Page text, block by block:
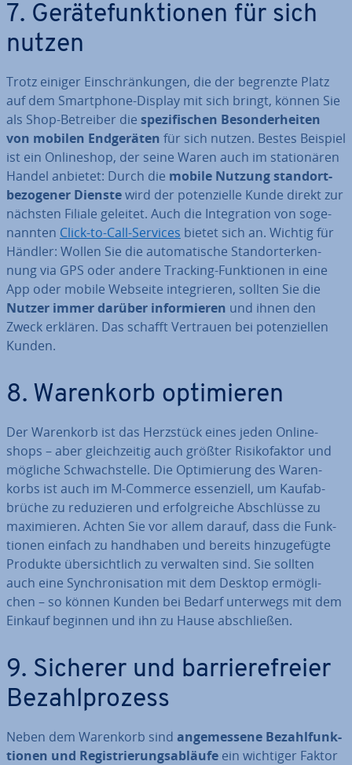
7. Ge­rä­te­funk­tio­nen für sich
nutzen
Trotz einiger Ein­schrän­kun­gen, die der begrenzte Platz
auf dem Smart­phone-Display mit sich bringt, können Sie
als Shop-Betreiber die spe­zi­fi­schen Be­son­der­hei­ten
von mobilen End­ge­rä­ten für sich nutzen. Bestes Beispiel
ist ein On­line­shop, der seine Waren auch im sta­tio­nä­ren
Handel anbietet: Durch die mobile Nutzung stand­ort­
be­zo­ge­ner Dienstewird der po­ten­zi­el­le Kunde direkt zur
nächsten Filiale geleitet. Auch die In­te­gra­ti­on von so­ge­
nann­ten Click-to-Call-Services bietet sich an. Wichtig für
Händler: Wollen Sie die au­to­ma­ti­sche Stand­ort­er­ken­
nung via GPS oder andere Tracking-Funk­tio­nen in eine
App oder mobile Webseite in­te­grie­ren, sollten Sie die
Nutzer immer darüber in­for­mie­ren und ihnen den
Zweck erklären. Das schafft Vertrauen bei po­ten­zi­el­len
Kunden.
8. Warenkorb op­ti­mie­ren
Der Warenkorb ist das Herzstück eines jeden On­line­
shops – aber gleich­zei­tig auch größter Ri­si­ko­fak­tor und
mögliche Schwach­stel­le. Die Op­ti­mie­rung des Wa­ren­
korbs ist auch im M-Commerce es­sen­zi­ell, um Kauf­ab­
brü­che zu re­du­zie­ren und er­folg­rei­che Ab­schlüs­se zu
ma­xi­mie­ren. Achten Sie vor allem darauf, dass die Funk­
tio­nen einfach zu handhaben und bereits hin­zu­ge­füg­te
Produkte über­sicht­lich zu verwalten sind. Sie sollten
auch eine Syn­chro­ni­sa­ti­on mit dem Desktop er­mög­li­
chen – so können Kunden bei Bedarf unterwegs mit dem
Einkauf beginnen und ihn zu Hause ab­schlie­ßen.
9. Sicherer und bar­rie­re­frei­er
Be­zahl­pro­zess
Neben dem Warenkorb sind an­ge­mes­se­ne Be­zahl­funk­
tio­nen und Re­gis­trie­rungs­ab­läu­fe ein wichtiger Faktor